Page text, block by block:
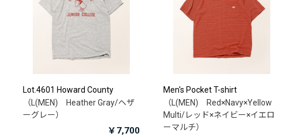
Lot.4601 Howard County
（L(MEN) Heather Gray/ヘザ
ーグレー）
￥7,700
Men's Pocket T-shirt
（L(MEN) Red×Navy×Yellow
Multi/レッド×ネイビー×イエロ
ーマルチ）